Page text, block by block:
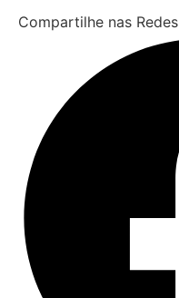
Compartilhe nas Redes